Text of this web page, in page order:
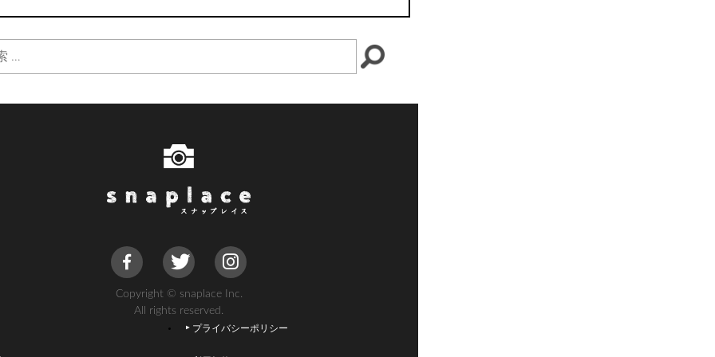
Copyright © snaplace Inc.
All rights reserved.
プライバシーポリシー